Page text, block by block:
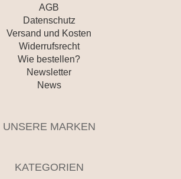
AGB
Datenschutz
Versand und Kosten
Widerrufsrecht
Wie bestellen?
Newsletter
News
UNSERE MARKEN
KATEGORIEN